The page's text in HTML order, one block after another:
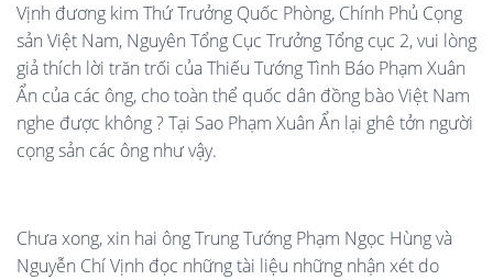
Vịnh đương kim Thứ Trưởng Quốc Phòng, Chính Phủ Cọng
sản Việt Nam, Nguyên Tổng Cục Trưởng Tổng cục 2, vui lòng
giả thích lời trăn trối của Thiếu Tướng Tình Báo Phạm Xuân
Ẩn của các ông, cho toàn thể quốc dân đồng bào Việt Nam
nghe được không ? Tại Sao Phạm Xuân Ẩn lại ghê tởn người
cọng sản các ông như vậy.
Chưa xong, xin hai ông Trung Tướng Phạm Ngọc Hùng và
Nguyễn Chí Vịnh đọc những tài liệu những nhận xét do